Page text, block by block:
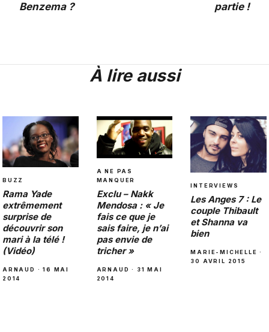
Benzema ?
partie !
À lire aussi
BUZZ
Rama Yade
extrêmement
surprise de
découvrir son
mari à la télé !
(Vidéo)
ARNAUD · 16 MAI
2014
A NE PAS
MANQUER
Exclu – Nakk
Mendosa : « Je
fais ce que je
sais faire, je n’ai
pas envie de
tricher »
ARNAUD · 31 MAI
2014
INTERVIEWS
Les Anges 7 : Le
couple Thibault
et Shanna va
bien
MARIE-MICHELLE ·
30 AVRIL 2015